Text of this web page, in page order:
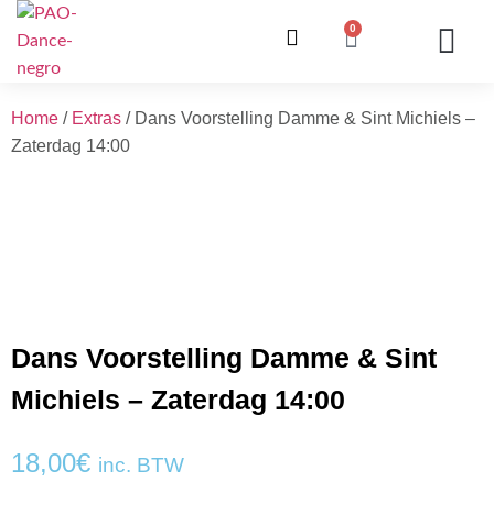
0
Home / Extras / Dans Voorstelling Damme & Sint Michiels –
Zaterdag 14:00
Dans Voorstelling Damme & Sint
Michiels – Zaterdag 14:00
18,00€ inc. BTW